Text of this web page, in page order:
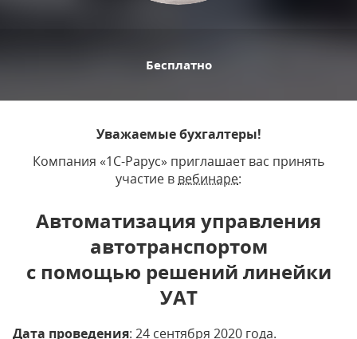
Бесплатно
Уважаемые бухгалтеры!
Компания «1С-Рарус» приглашает вас принять
участие в вебинаре:
Автоматизация управления
автотранспортом
с помощью решений линейки
УАТ
Дата проведения: 24 сентября 2020 года.